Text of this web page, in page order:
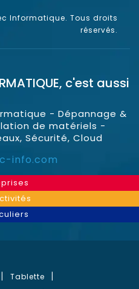
Informatique. Tous droits
réservés.
, c'est aussi
- Dépannage &
de matériels -
Sécurité, Cloud
info.com
Tablette